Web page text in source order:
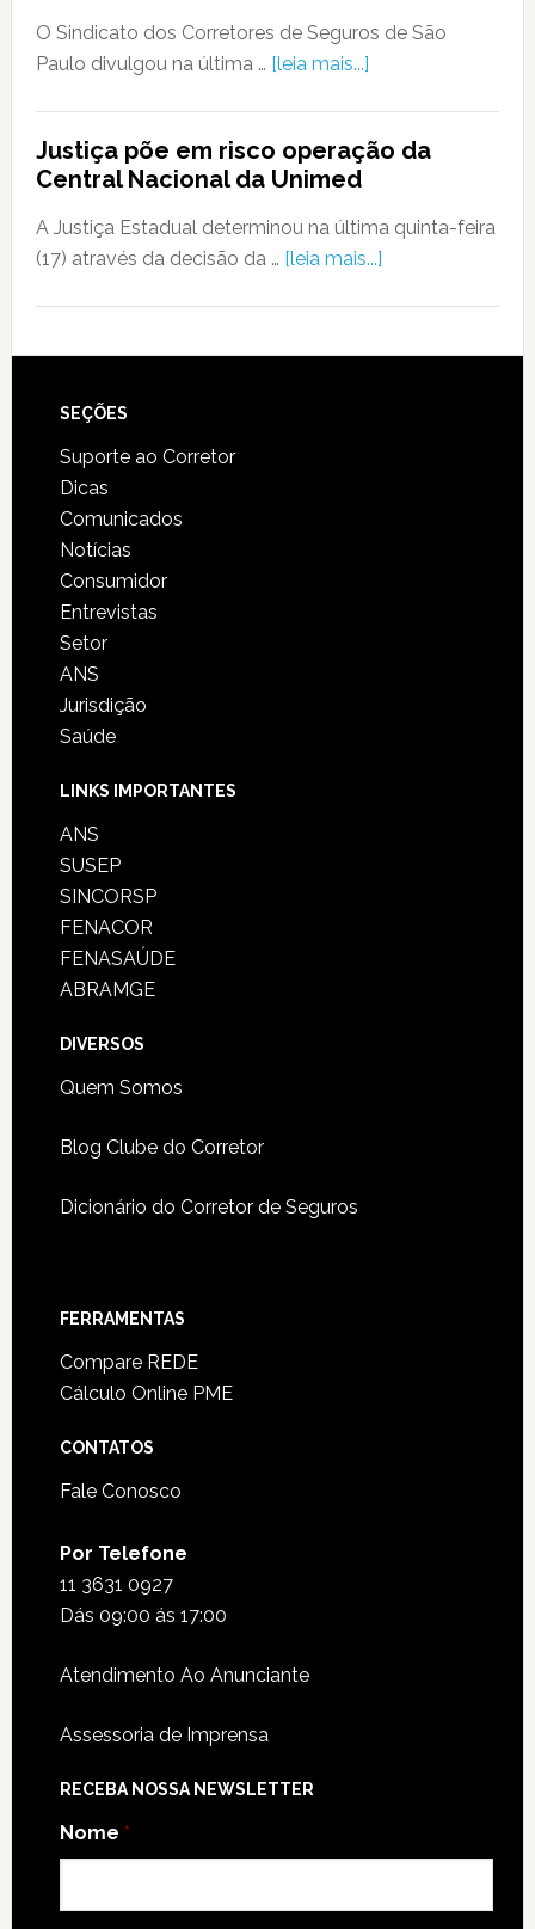
O Sindicato dos Corretores de Seguros de São
Paulo divulgou na última … [leia mais...]
Justiça põe em risco operação da
Central Nacional da Unimed
A Justiça Estadual determinou na última quinta-feira
(17) através da decisão da … [leia mais...]
SEÇÕES
Suporte ao Corretor
Dicas
Comunicados
Notícias
Consumidor
Entrevistas
Setor
ANS
Jurisdição
Saúde
LINKS IMPORTANTES
ANS
SUSEP
SINCORSP
FENACOR
FENASAÚDE
ABRAMGE
DIVERSOS
Quem Somos
Blog Clube do Corretor
Dicionário do Corretor de Seguros
FERRAMENTAS
Compare REDE
Cálculo Online PME
CONTATOS
Fale Conosco
Por Telefone
11 3631 0927
Dás 09:00 ás 17:00
Atendimento Ao Anunciante
Assessoria de Imprensa
RECEBA NOSSA NEWSLETTER
Nome *